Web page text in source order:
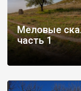
Меловые
часть 1